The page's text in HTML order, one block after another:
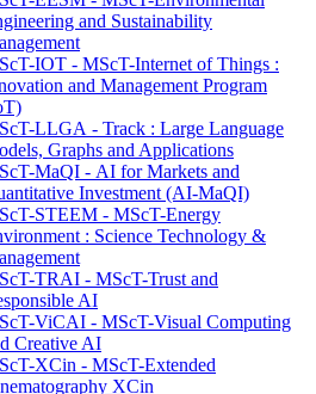
and Sustainability
IOT - MScT-Internet of Things :
and Management Program
LLGA - Track : Large Language
Graphs and Applications
MaQI - AI for Markets and
Investment (AI-MaQI)
STEEM - MScT-Energy
: Science Technology &
TRAI - MScT-Trust and
AI
ViCAI - MScT-Visual Computing
Creative AI
XCin - MScT-Extended
XCin